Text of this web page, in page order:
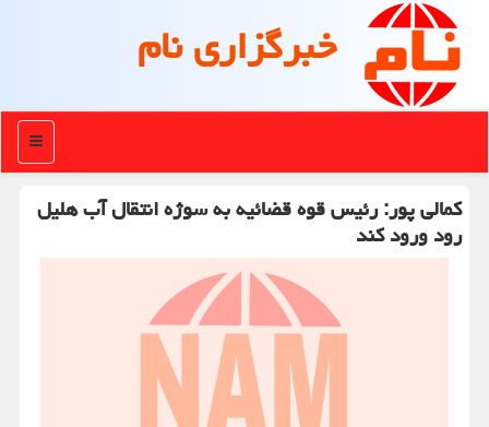
خبرگزاری نام
منو
كمالی پور: رئیس قوه قضائیه به سوژه انتقال آب هلیل
رود ورود كند